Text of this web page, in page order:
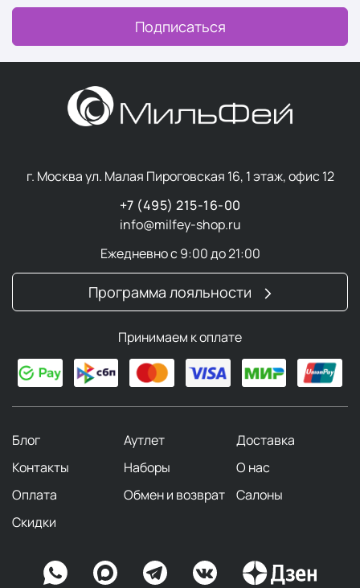
Подписаться
г. Москва ул. Малая Пироговская 16, 1 этаж, офис 12
+7 (495) 215-16-00
info@milfey-shop.ru
Ежедневно с 9:00 до 21:00
Программа лояльности
Принимаем к оплате
Блог Аутлет
Доставка
Контакты
Наборы
О нас
Оплата
Обмен и возврат
Салоны
Скидки